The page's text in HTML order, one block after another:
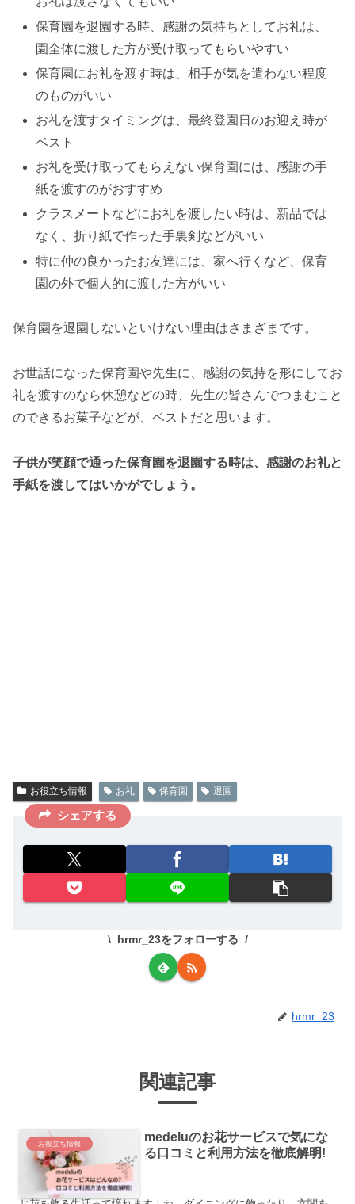
保育園を退園する時、感謝の気持ちとしてお礼は、
園全体に渡した方が受け取ってもらいやすい
保育園にお礼を渡す時は、相手が気を遣わない程度
のものがいい
お礼を渡すタイミングは、最終登園日のお迎え時が
ベスト
お礼を受け取ってもらえない保育園には、感謝の手
紙を渡すのがおすすめ
クラスメートなどにお礼を渡したい時は、新品では
なく、折り紙で作った手裏剣などがいい
特に仲の良かったお友達には、家へ行くなど、保育
園の外で個人的に渡した方がいい
保育園を退園しないといけない理由はさまざまです。
お世話になった保育園や先生に、感謝の気持を形にしてお
礼を渡すのなら休憩などの時、先生の皆さんでつまむこと
のできるお菓子などが、ベストだと思います。
子供が笑顔で通った保育園を退園する時は、感謝のお礼と
手紙を渡してはいかがでしょう。
お役立ち情報 お礼 保育園 退園
シェアする
hrmr_23をフォローする
hrmr_23
関連記事
お役立ち情報
medeluのお花サービスで気にな
る口コミと利用方法を徹底解明!